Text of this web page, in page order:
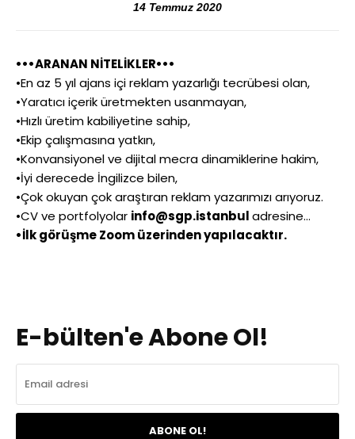
14 Temmuz 2020
•••ARANAN NİTELİKLER•••
•En az 5 yıl ajans içi reklam yazarlığı tecrübesi olan,
•Yaratıcı içerik üretmekten usanmayan,
•Hızlı üretim kabiliyetine sahip,
•Ekip çalışmasına yatkın,
•Konvansiyonel ve dijital mecra dinamiklerine hakim,
•İyi derecede İngilizce bilen,
•Çok okuyan çok araştıran reklam yazarımızı arıyoruz.
•CV ve portfolyolar info@sgp.istanbuladresine…
•İlk görüşme Zoom üzerinden yapılacaktır.
E-bülten'e Abone Ol!
ABONE OL!